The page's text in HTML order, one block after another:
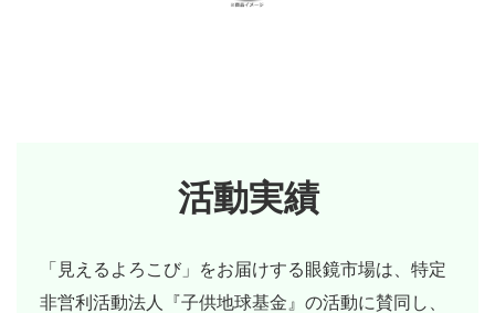
活動実績
「見えるよろこび」をお届けする眼鏡市場は、特定
非営利活動法人『子供地球基金』の活動に賛同し、